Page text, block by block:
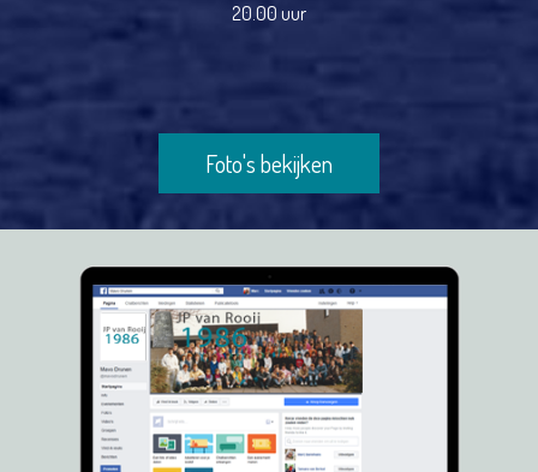
20.00 uur
Foto's bekijken